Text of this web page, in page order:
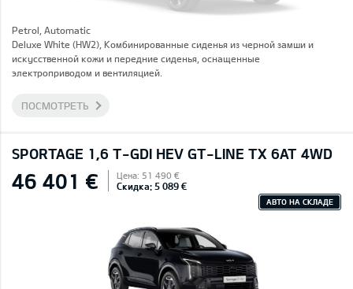
Petrol, Automatic
Deluxe White (HW2), Комбинированные сиденья из черной замши и
искусственной кожи и передние сиденья, оснащенные
электроприводом и вентиляцией.
ПОСМОТРЕТЬ
SPORTAGE 1,6 T-GDI HEV GT-LINE TX 6AT 4WD
46 401 € Цена: 51 490 €
Скидка: 5 089 €
АВТО НА СКЛАДЕ